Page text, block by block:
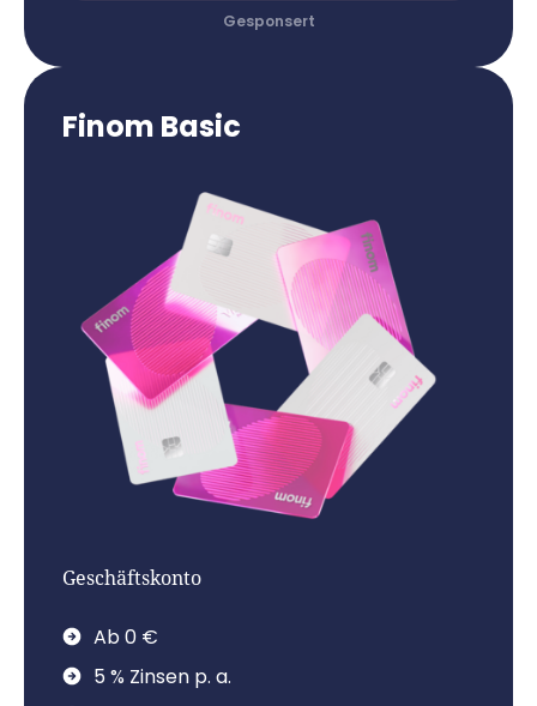
Finom Basic
Geschäftskonto
Ab 0 €
5 % Zinsen p. a.